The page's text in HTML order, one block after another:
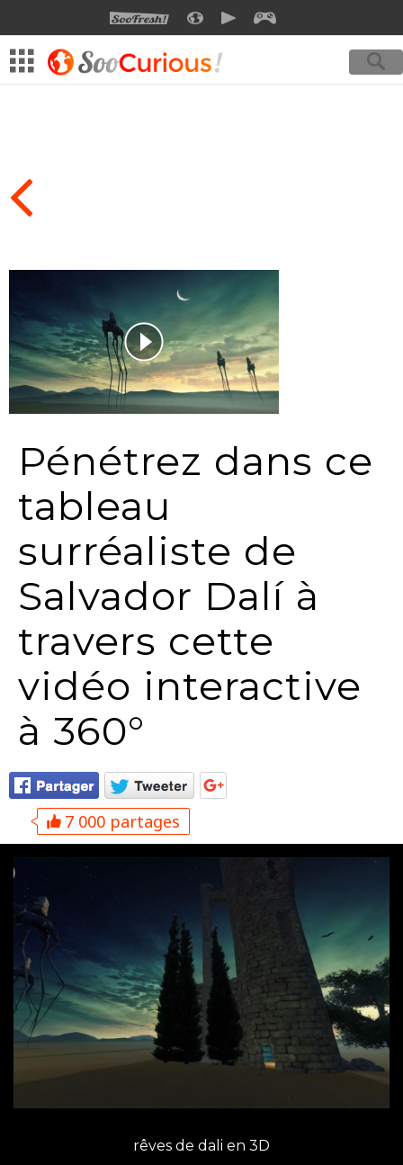
SOOFRESHSOOCURIOUSSOOMOTION
Pénétrez dans ce
tableau
surréaliste de
Salvador Dalí à
travers cette
vidéo interactive
à 360°
7 000 partages
rêves de dali en 3D